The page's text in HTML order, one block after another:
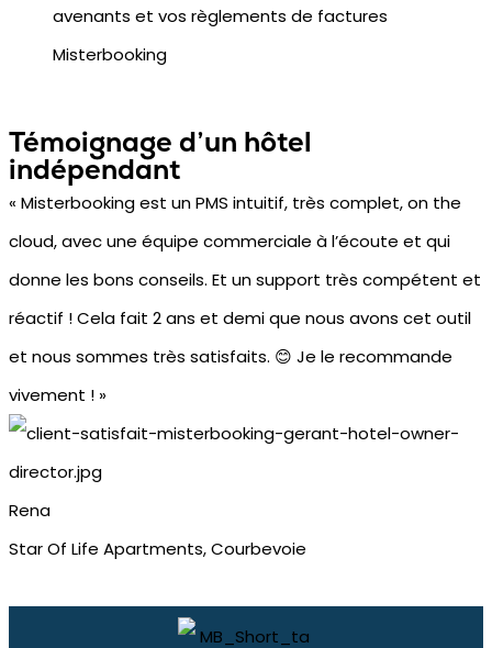
avenants et vos règlements de factures
Misterbooking
Témoignage d’un hôtel
indépendant
« Misterbooking est un PMS intuitif, très complet, on the
cloud, avec une équipe commerciale à l’écoute et qui
donne les bons conseils. Et un support très compétent et
réactif ! Cela fait 2 ans et demi que nous avons cet outil
et nous sommes très satisfaits. 😊 Je le recommande
vivement ! »
Rena
Star Of Life Apartments, Courbevoie